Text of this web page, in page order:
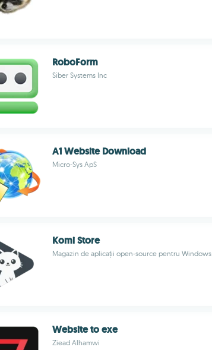
RoboForm
Siber Systems Inc
A1 Website Download
Micro-Sys ApS
Komi Store
Magazin de aplicații open-source pentru Windows
Website to exe
Ziead Alhamwi